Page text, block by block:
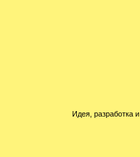
Идея, разработка